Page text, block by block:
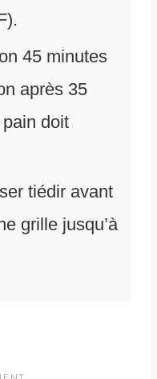
45 minutes
après 35
doit
tiédir avant
grille jusqu’à